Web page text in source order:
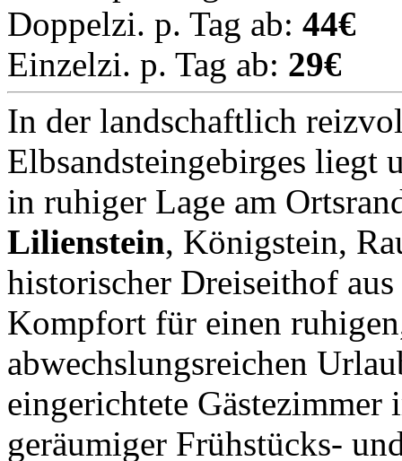
Doppelzi. p. Tag ab: 44€
Einzelzi. p. Tag ab: 29€
In der landschaftlich
Elbsandsteingebirges liegt
in ruhiger Lage am
Lilienstein, Königstein,
historischer Dreiseithof
Kompfort für einen
abwechslungsreichen
eingerichtete
geräumiger Frühstücks-